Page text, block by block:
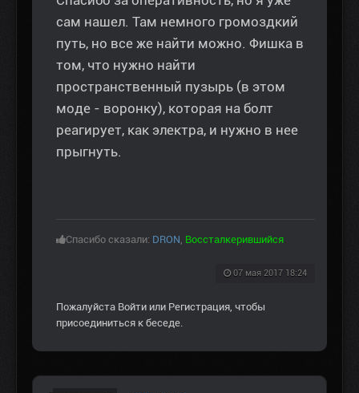
сам нашел. Там немного громоздкий
путь, но все же найти можно. Фишка в
том, что нужно найти
пространственный пузырь (в этом
моде - воронку), которая на болт
реагирует, как электра, и нужно в нее
прыгнуть.
Спасибо сказали: DRON, Воссталкерившийся
07 мая 2017 18:24
Пожалуйста Войти или Регистрация, чтобы
присоединиться к беседе.